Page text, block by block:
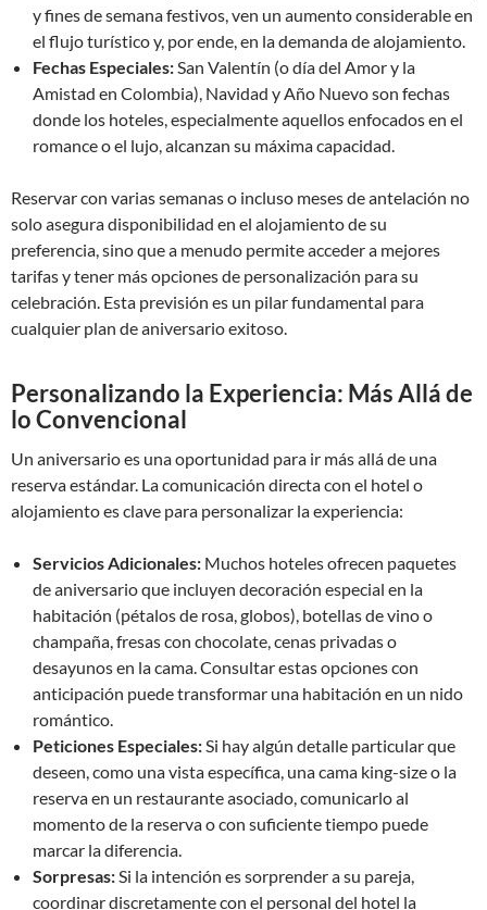
y fines de semana festivos, ven un aumento considerable en
el flujo turístico y, por ende, en la demanda de alojamiento.
Fechas Especiales:San Valentín (o día del Amor y la
Amistad en Colombia), Navidad y Año Nuevo son fechas
donde los hoteles, especialmente aquellos enfocados en el
romance o el lujo, alcanzan su máxima capacidad.
Reservar con varias semanas o incluso meses de antelación no
solo asegura disponibilidad en el alojamiento de su
preferencia, sino que a menudo permite acceder a mejores
tarifas y tener más opciones de personalización para su
celebración. Esta previsión es un pilar fundamental para
cualquier plan de aniversario exitoso.
Personalizando la Experiencia: Más Allá de
lo Convencional
Un aniversario es una oportunidad para ir más allá de una
reserva estándar. La comunicación directa con el hotel o
alojamiento es clave para personalizar la experiencia:
Servicios Adicionales: Muchos hoteles ofrecen paquetes
de aniversario que incluyen decoración especial en la
habitación (pétalos de rosa, globos), botellas de vino o
champaña, fresas con chocolate, cenas privadas o
desayunos en la cama. Consultar estas opciones con
anticipación puede transformar una habitación en un nido
romántico.
Peticiones Especiales:Si hay algún detalle particular que
deseen, como una vista específica, una cama king-size o la
reserva en un restaurante asociado, comunicarlo al
momento de la reserva o con suficiente tiempo puede
marcar la diferencia.
Sorpresas:Si la intención es sorprender a su pareja,
coordinar discretamente con el personal del hotel la